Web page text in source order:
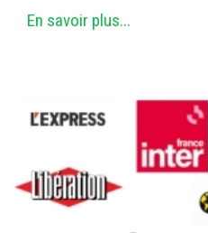
En savoir plus...